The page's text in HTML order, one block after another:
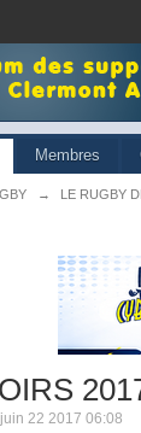
Membres
→ LE RUGBY
juin 22 2017 06:08